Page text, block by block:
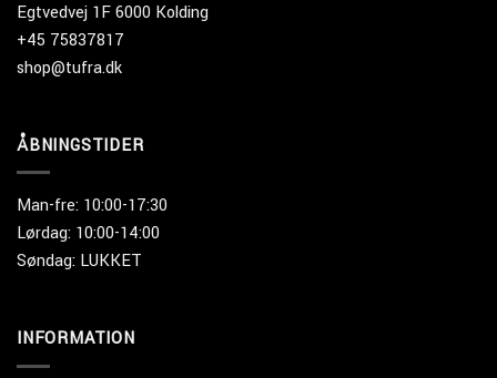
Egtvedvej 1F 6000 Kolding
+45 75837817
shop@tufra.dk
ÅBNINGSTIDER
Man-fre: 10:00-17:30
Lørdag: 10:00-14:00
Søndag: LUKKET
INFORMATION